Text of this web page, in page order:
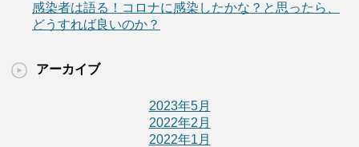
感染者は語る！コロナに感染したかな？と思ったら、
どうすれば良いのか？
アーカイブ
2023年5月
2022年2月
2022年1月